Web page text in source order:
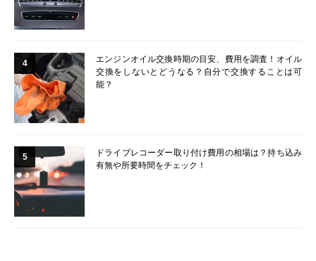
4
エンジンオイル交換時期の目安、費用を調査！オイル
交換をしないとどうなる？自分で交換することは可
能？
5
ドライブレコーダー取り付け費用の相場は？持ち込み
有無や所要時間をチェック！